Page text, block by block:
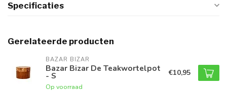
Specificaties
Gerelateerde producten
BAZAR BIZAR
Bazar Bizar De Teakwortelpot
- S
Op voorraad
€10,95